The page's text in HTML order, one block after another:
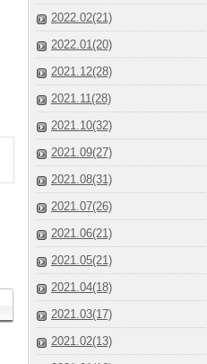
2022.02(21)
2022.01(20)
2021.12(28)
2021.11(28)
2021.10(32)
2021.09(27)
2021.08(31)
2021.07(26)
2021.06(21)
2021.05(21)
2021.04(18)
2021.03(17)
2021.02(13)